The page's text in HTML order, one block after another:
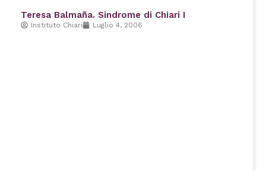
Teresa Balmaña. Sindrome di Chiari I
Instituto Chiari Luglio 4, 2006